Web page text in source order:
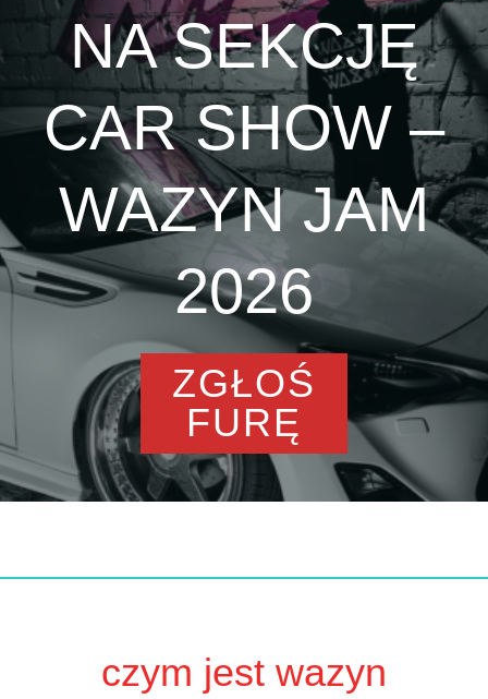
NA SEKCJĘ
CAR SHOW –
WAZYN JAM
2026
ZGŁOŚ
FURĘ
czym jest wazyn